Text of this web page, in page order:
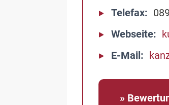
Telefax
Webseite
E-Mail
»